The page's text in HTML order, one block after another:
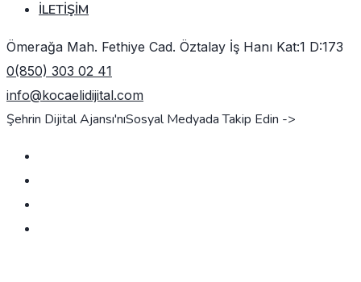
İLETIŞIM
Ömerağa Mah. Fethiye Cad. Öztalay İş Hanı Kat:1 D:173
0(850) 303 02 41
info@kocaelidijital.com
Şehrin Dijital Ajansı'nıSosyal Medyada Takip Edin ->